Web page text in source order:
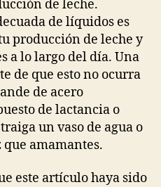
de leche.
de líquidos es
producción de leche y
a lo largo del día. Una
de que esto no ocurra
de acero
de lactancia o
un vaso de agua o
que amamantes.
este artículo haya sido